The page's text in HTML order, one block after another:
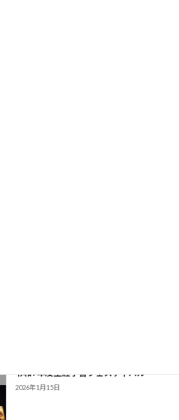
令和7年度生涯学習フェスティバル
2026年1月15日